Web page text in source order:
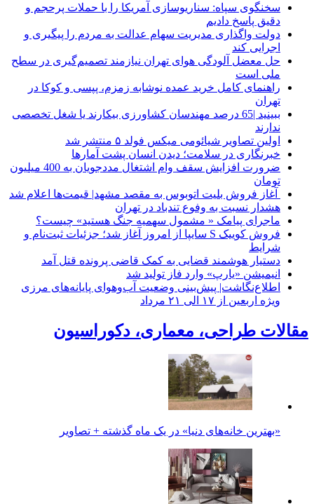
سخنگوی سپاه: سناریوسازی آمریکا را با حملات پرحجم‌‌ و
دقیق‌ پاسخ دادیم
دولت واگذاری مدیریت سهام عدالت به مردم را پیگیری و
اجرایی کند
حل معضل آلودگی هوای تهران نیازمند تصمیم‌گیری در سطح
ملی است
راهنمای کامل خرید عمده نوشابه زمزم، پپسی و کوکا در
تهران
ببینید |65 درصد مهندسان کشاورزی بیکارند یا شغل تخصصی
ندارند
اولین تصاویر شیائومی میکس فولد ۵ منتشر شد
خبرنگاری در سلامت؛ دیدن انسان پشت آمارها
ضرورت افزایش سقف وام اشتغال مددجویان به 400 میلیون
تومان
آغاز فروش بلیت اتوبوس به مقصد مشهد| قیمت‌ها اعلام شد
هشدار نسبت به وفوع تندباد در تهران
ماجرای پیامک « مشمول سهمیه جنگ هستید» چیست؟
فروش کوییک S سایپا از امروز آغاز شد؛ جزئیات ثبت‌نام و
شرایط
دستیار هوشمند قضایی به کمک قاضی پرونده قتل آمد
انیمیشن «یارپ» وارد فاز تولید شد
اطلاع‌نگاشت| پیش‌بینی وضعیت آب‌وهوای پایانه‌های مرزی
ویژه اربعین از ۱۷ الی ۲۱ مرداد
مقالات طراحی، معماری، دکوراسیون
«بهترین خانه‌های دنیا» در یک ماه گذشته + تصاویر